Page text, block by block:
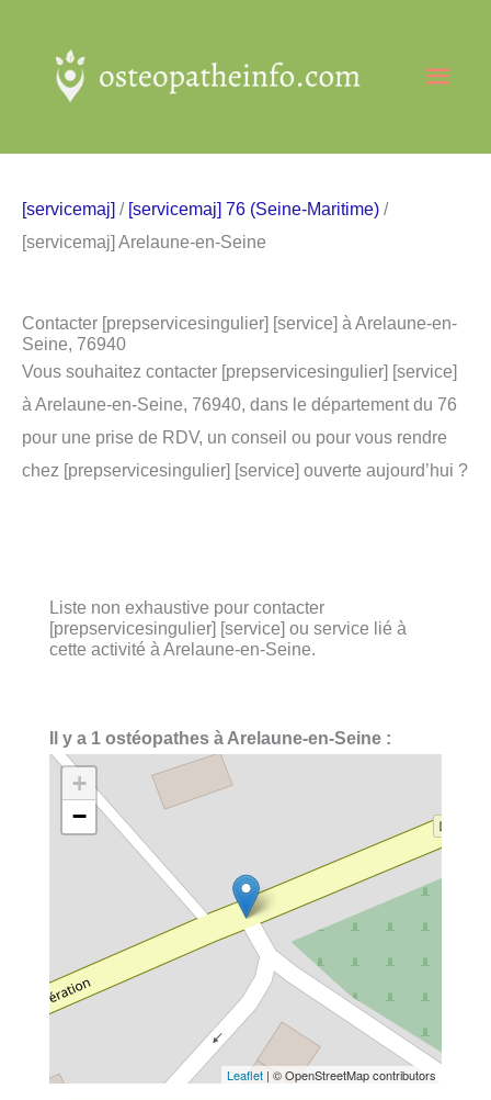
contenu
[servicemaj] / [servicemaj] 76 (Seine-Maritime) /
[servicemaj] Arelaune-en-Seine
Contacter [prepservicesingulier] [service] à Arelaune-en-
Seine, 76940
Vous souhaitez contacter [prepservicesingulier] [service]
à Arelaune-en-Seine, 76940, dans le département du 76
pour une prise de RDV, un conseil ou pour vous rendre
chez [prepservicesingulier] [service] ouverte aujourd’hui ?
Liste non exhaustive pour contacter
[prepservicesingulier] [service] ou service lié à
cette activité à Arelaune-en-Seine.
Il y a 1 ostéopathes à Arelaune-en-Seine :
+
−
Leaflet | © OpenStreetMap contributors